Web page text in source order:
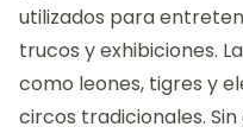
utilizados para
trucos y exhibiciones.
como leones, tigres y
circos tradicionales.